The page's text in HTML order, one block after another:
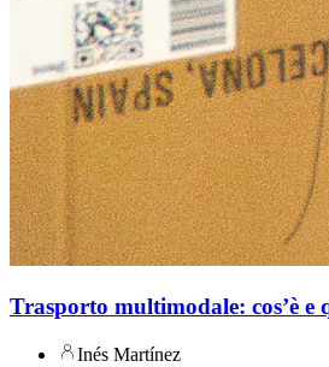
Trasporto multimodale: cos’è e
Inés Martínez